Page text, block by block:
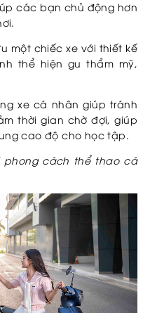
các bạn chủ động hơn
một chiếc xe với thiết kế
thể hiện gu thẩm mỹ,
xe cá nhân giúp tránh
thời gian chờ đợi, giúp
cao độ cho học tập.
phong cách thể thao cá